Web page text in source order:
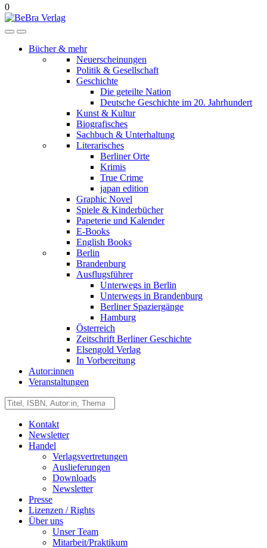
0
Bücher & mehr
Neuerscheinungen
Politik & Gesellschaft
Geschichte
Die geteilte Nation
Deutsche Geschichte im 20. Jahrhundert
Kunst & Kultur
Biografisches
Sachbuch & Unterhaltung
Literarisches
Berliner Orte
Krimis
True Crime
japan edition
Graphic Novel
Spiele & Kinderbücher
Papeterie und Kalender
E-Books
English Books
Berlin
Brandenburg
Ausflugsführer
Unterwegs in Berlin
Unterwegs in Brandenburg
Berliner Spaziergänge
Hamburg
Österreich
Zeitschrift Berliner Geschichte
Elsengold Verlag
In Vorbereitung
Autor:innen
Veranstaltungen
Kontakt
Newsletter
Handel
Verlagsvertretungen
Auslieferungen
Downloads
Newsletter
Presse
Lizenzen / Rights
Über uns
Unser Team
Mitarbeit/Praktikum